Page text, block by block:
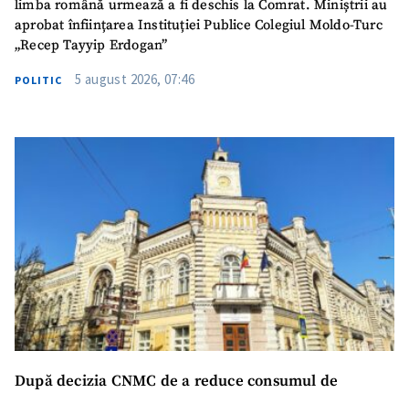
limba română urmează a fi deschis la Comrat. Miniștrii au
aprobat înființarea Instituției Publice Colegiul Moldo-Turc
„Recep Tayyip Erdogan”
POLITIC 5 august 2026, 07:46
După decizia CNMC de a reduce consumul de